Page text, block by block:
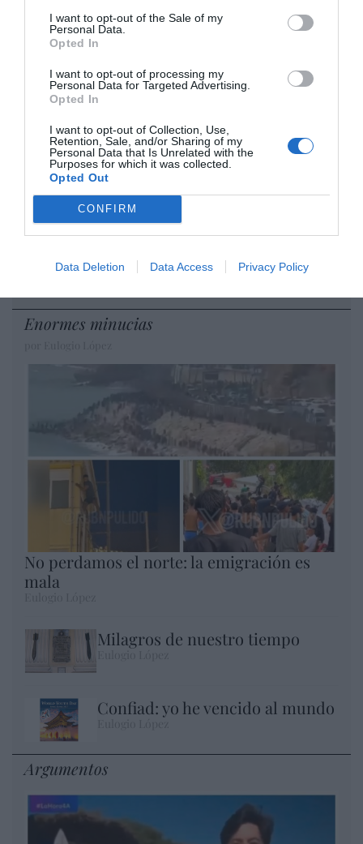
I want to opt-out of the Sale of my
Personal Data.
Opted In
I want to opt-out of processing my
Personal Data for Targeted Advertising.
Opted In
I want to opt-out of Collection, Use,
Retention, Sale, and/or Sharing of my
Personal Data that Is Unrelated with the
Purposes for which it was collected.
Opted Out
CONFIRM
Data Deletion Data Access Privacy Policy
por Hispanidad
Artículos anteriores
DIARIO DE LA CORRUPCIÓN SANCHISTA
se reunió en el año 2025 hasta seis veces
con Zapatero, mientras se desarrollaba la
investigación judicial sobre la aerolínea
Plus Ultra
por Redacción
Enormes minucias
No perdamos el norte: la emigración es
mala
Milagros de nuestro tiempo
Confiad: yo he vencido al mundo
Argumentos